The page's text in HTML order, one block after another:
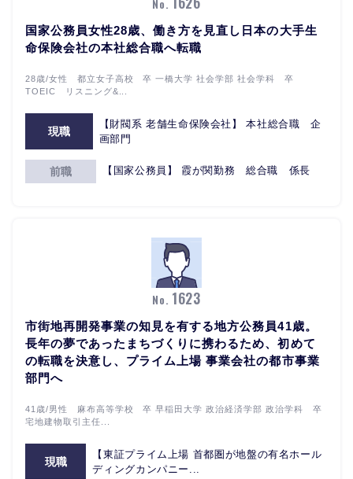
No.
国家公務員女性28歳、働き方を見直し日本の大手生
命保険会社の本社総合職へ転職
28歳/女性 都立女子高校 卒 一橋大学 社会学部 社会学科 卒
TOEIC リスニング&...
現職
【財閥系 老舗生命保険会社】 本社総合職 企
画部門
前職 【国家公務員】 霞が関勤務 総合職 係長
No. 1623
市街地再開発事業の知見を有する地方公務員41歳。
長年の夢であったまちづくりに携わるため、初めて
の転職を決意し、プライム上場 事業会社の都市事業
部門へ
41歳/男性 麻布高等学校 卒 早稲田大学 政治経済学部 政治学科 卒
宅地建物取引主任...
現職
【東証プライム上場 首都圏が地盤の有名ホール
ディングカンパニー...